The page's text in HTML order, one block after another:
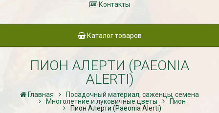
Контакты
Каталог товаров
ПИОН АЛЕРТИ (PAEONIA
ALERTI)
Главная
Посадочный материал, саженцы, семена
Многолетние и луковичные цветы
Пион
Пион Алерти (Paeonia Alerti)